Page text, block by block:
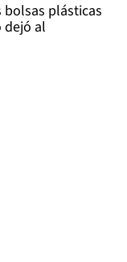
bolsas plásticas
dejó al